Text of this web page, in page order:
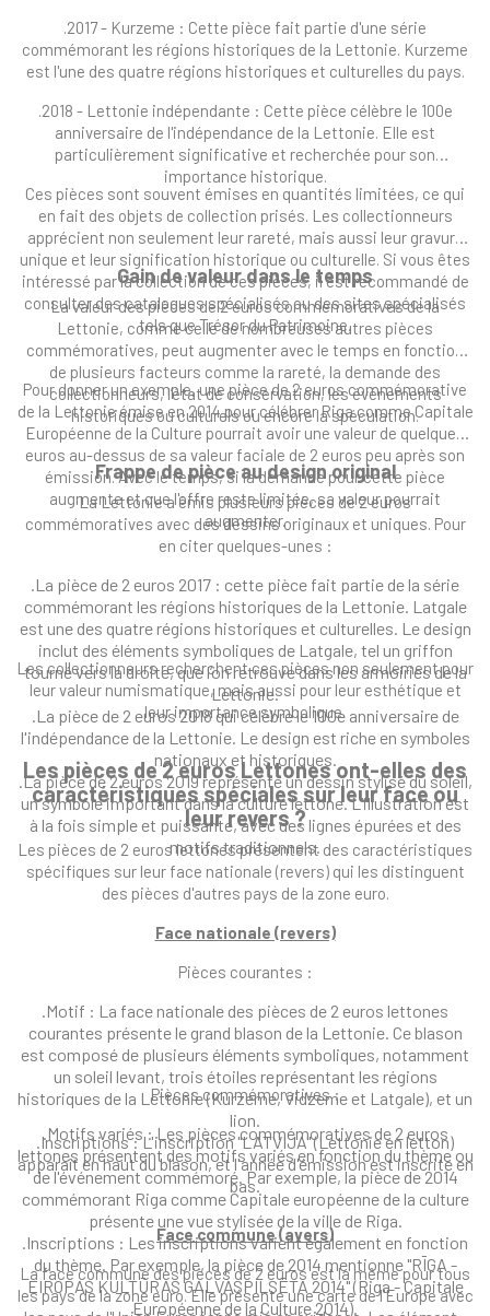
.2017 - Kurzeme : Cette pièce fait partie d'une série
commémorant les régions historiques de la Lettonie. Kurzeme
est l'une des quatre régions historiques et culturelles du pays.
.2018 - Lettonie indépendante : Cette pièce célèbre le 100e
anniversaire de l'indépendance de la Lettonie. Elle est
particulièrement significative et recherchée pour son
importance historique.
Ces pièces sont souvent émises en quantités limitées, ce qui
en fait des objets de collection prisés. Les collectionneurs
apprécient non seulement leur rareté, mais aussi leur gravure
unique et leur signification historique ou culturelle. Si vous êtes
intéressé par la collection de ces pièces, il est recommandé de
consulter des catalogues spécialisés ou des sites spécialisés
tels que Trésor du Patrimoine.
Gain de valeur dans le temps
La valeur des pièces de 2 euros commémoratives de la
Lettonie, comme celle de nombreuses autres pièces
commémoratives, peut augmenter avec le temps en fonction
de plusieurs facteurs comme la rareté, la demande des
collectionneurs, l’état de conservation, les événements
historiques ou culturels ou encore la spéculation.
Pour donner un exemple, une pièce de 2 euros commémorative
de la Lettonie émise en 2014 pour célébrer Riga comme Capitale
Européenne de la Culture pourrait avoir une valeur de quelques
euros au-dessus de sa valeur faciale de 2 euros peu après son
émission. Avec le temps, si la demande pour cette pièce
augmente et que l'offre reste limitée, sa valeur pourrait
augmenter.
Frappe de pièce au design original
La Lettonie a émis plusieurs pièces de 2 euros
commémoratives avec des dessins originaux et uniques. Pour
en citer quelques-unes :
.La pièce de 2 euros 2017 : cette pièce fait partie de la série
commémorant les régions historiques de la Lettonie. Latgale
est une des quatre régions historiques et culturelles. Le design
inclut des éléments symboliques de Latgale, tel un griffon
tourné vers la droite, que l’on retrouve dans les armoiries de la
Lettonie.
.La pièce de 2 euros 2018 qui célèbre le 100e anniversaire de
l'indépendance de la Lettonie. Le design est riche en symboles
nationaux et historiques.
.La pièce de 2 euros 2019 représente un dessin stylisé du soleil,
un symbole important dans la culture lettone. L’illustration est
à la fois simple et puissante, avec des lignes épurées et des
motifs traditionnels.
Les collectionneurs recherchent ces pièces non seulement pour
leur valeur numismatique, mais aussi pour leur esthétique et
leur importance symbolique.
Les pièces de 2 euros Lettones ont-elles des
caractéristiques spéciales sur leur face ou
leur revers ?
Les pièces de 2 euros lettones présentent des caractéristiques
spécifiques sur leur face nationale (revers) qui les distinguent
des pièces d'autres pays de la zone euro.
Face nationale (revers)
Pièces courantes :
.Motif : La face nationale des pièces de 2 euros lettones
courantes présente le grand blason de la Lettonie. Ce blason
est composé de plusieurs éléments symboliques, notamment
un soleil levant, trois étoiles représentant les régions
historiques de la Lettonie (Kurzeme, Vidzeme et Latgale), et un
lion.
.Inscriptions : L'inscription "LATVIJA" (Lettonie en letton)
apparaît en haut du blason, et l'année d'émission est inscrite en
bas.
Pièces commémoratives :
.Motifs variés : Les pièces commémoratives de 2 euros
lettones présentent des motifs variés en fonction du thème ou
de l'événement commémoré. Par exemple, la pièce de 2014
commémorant Riga comme Capitale européenne de la culture
présente une vue stylisée de la ville de Riga.
.Inscriptions : Les inscriptions varient également en fonction
du thème. Par exemple, la pièce de 2014 mentionne "RĪGA -
EIROPAS KULTŪRAS GALVASPILSĒTA 2014" (Riga - Capitale
Européenne de la Culture 2014).
Face commune (avers)
La face commune des pièces de 2 euros est la même pour tous
les pays de la zone euro. Elle présente une carte de l'Europe avec